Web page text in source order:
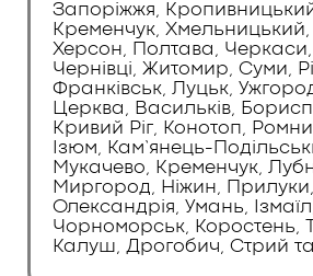
Запоріжжя,
Кременчук, Хмельницький,
Херсон, Полтава, Черкаси,
Чернівці, Житомир, Суми,
Франківськ, Луцьк,
Церква, Васильків,
Кривий Ріг, Конотоп,
Ізюм, Кам’янець-
Мукачево, Кременчук,
Миргород, Ніжин,
Олександрія, Умань,
Чорноморськ, Коростень,
Калуш, Дрогобич, Стрий та